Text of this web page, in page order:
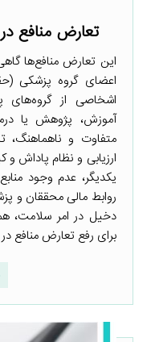
تعارض منافع
این تعارض منافع‌ها
اعضای گروه پزشکی
اشخاصی از گروه‌های
آموزش، پژوهش یا
متفاوت و ناهماهنگ،
ارزیابی و نظام پاداش و
یکدیگر، عدم وجود
روابط مالی محققان و
دخیل در امر سلامت،
برای رفع تعارض منافع در